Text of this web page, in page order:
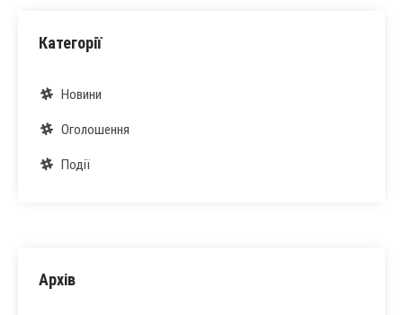
Категорії
Новини
Оголошення
Події
Архів